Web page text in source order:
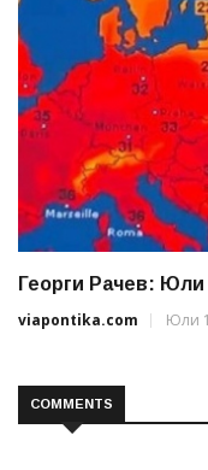
Георги Рачев: Юли
viapontika.com
Юли
COMMENTS